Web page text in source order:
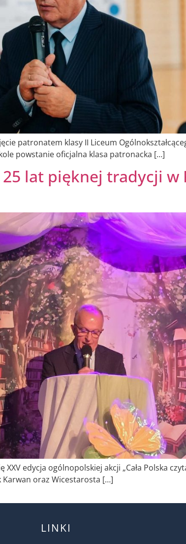
patronatem klasy II Liceum
powstanie oficjalna klasa patronacka […]
25 lat pięknej tradycji w
edycja ogólnopolskiej akcji „Cała Polska
oraz Wicestarosta […]
LINKI